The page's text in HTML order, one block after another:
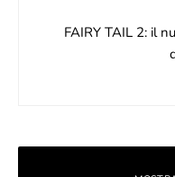
FAIRY TAIL 2: il